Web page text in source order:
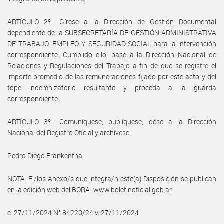
ARTÍCULO 2º.- Gírese a la Dirección de Gestión Documental
dependiente de la SUBSECRETARÍA DE GESTIÓN ADMINISTRATIVA
DE TRABAJO, EMPLEO Y SEGURIDAD SOCIAL para la intervención
correspondiente. Cumplido ello, pase a la Dirección Nacional de
Relaciones y Regulaciones del Trabajo a fin de que se registre el
importe promedio de las remuneraciones fijado por este acto y del
tope indemnizatorio resultante y proceda a la guarda
correspondiente.
ARTÍCULO 3º.- Comuníquese, publíquese, dése a la Dirección
Nacional del Registro Oficial y archívese.
Pedro Diego Frankenthal
NOTA: El/los Anexo/s que integra/n este(a) Disposición se publican
en la edición web del BORA -www.boletinoficial.gob.ar-
e. 27/11/2024 N° 84220/24 v. 27/11/2024